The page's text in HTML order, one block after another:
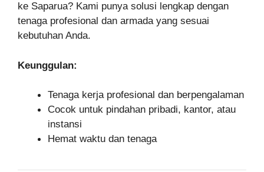
ke Saparua? Kami punya solusi lengkap dengan
tenaga profesional dan armada yang sesuai
kebutuhan Anda.
Keunggulan:
Tenaga kerja profesional dan berpengalaman
Cocok untuk pindahan pribadi, kantor, atau
instansi
Hemat waktu dan tenaga